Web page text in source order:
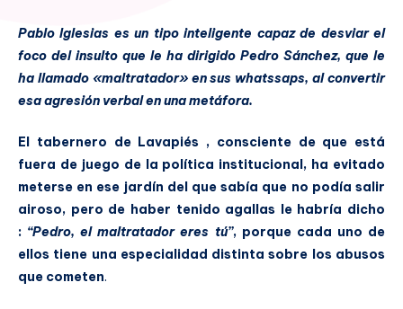
Pablo Iglesias es un tipo inteligente capaz de desviar el
foco del insulto que le ha dirigido Pedro Sánchez, que le
ha llamado «maltratador» en sus whatssaps, al convertir
esa agresión verbal en una metáfora.
El tabernero de Lavapiés , consciente de que está
fuera de juego de la política institucional, ha evitado
meterse en ese jardín del que sabía que no podía salir
airoso, pero de haber tenido agallas le habría dicho
: “Pedro, el maltratador eres tú”, porque cada uno de
ellos tiene una especialidad distinta sobre los abusos
que cometen.